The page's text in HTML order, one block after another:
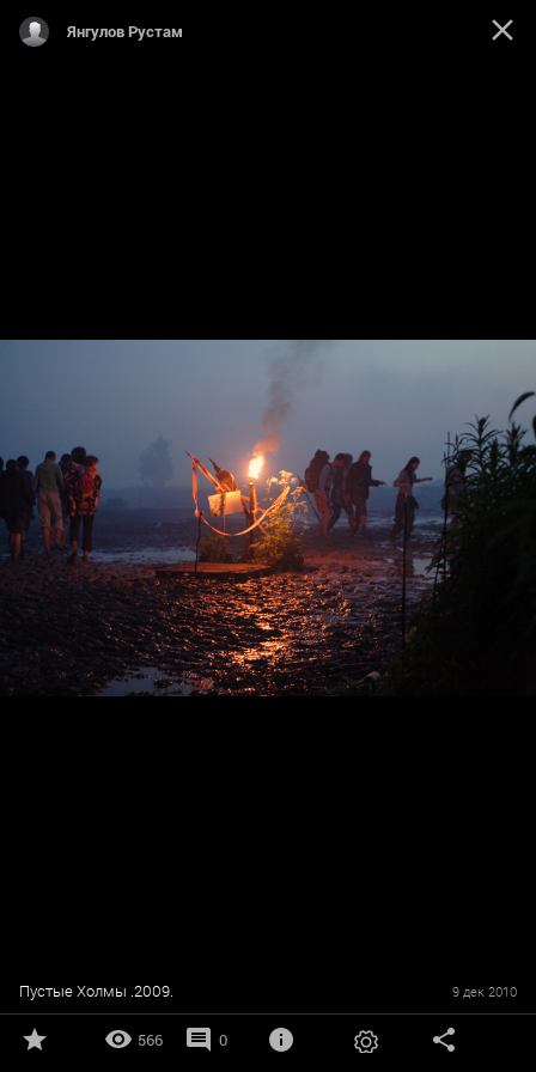
Янгулов Рустам
Пустые Холмы .2009. 9 дек 2010
566 0